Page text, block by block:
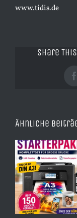
www.tidis.de
Share
Ähnliche